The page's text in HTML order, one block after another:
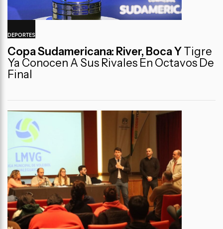
DEPORTES
Copa Sudamericana: River, Boca YTigre
Ya Conocen A Sus Rivales En Octavos De
Final